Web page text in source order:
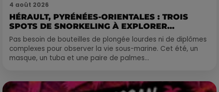
4 août 2026
HÉRAULT, PYRÉNÉES-ORIENTALES : TROIS
SPOTS DE SNORKELING À EXPLORER...
Pas besoin de bouteilles de plongée lourdes ni de diplômes
complexes pour observer la vie sous-marine. Cet été, un
masque, un tuba et une paire de palmes...